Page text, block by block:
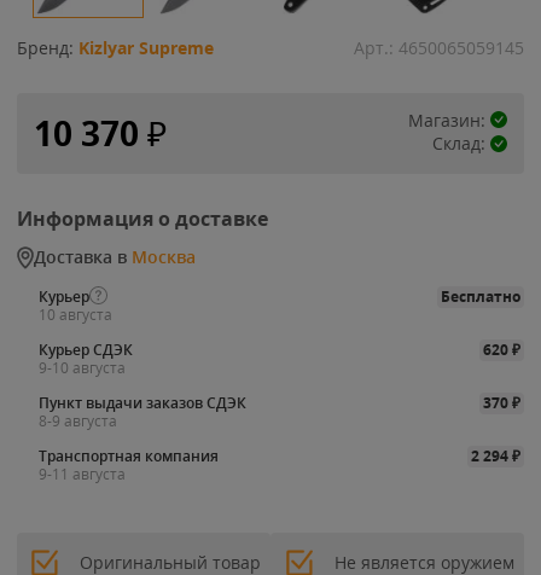
Бренд: Kizlyar Supreme Арт.: 4650065059145
10 370 ₽
Магазин:
Склад:
Информация о доставке
Доставка в Москва
Курьер
Бесплатно
10 августа
Курьер СДЭК
620₽
9-10 августа
Пункт выдачи заказов СДЭК
370₽
8-9 августа
Транспортная компания
2 294₽
9-11 августа
Оригинальный товар Не является оружием